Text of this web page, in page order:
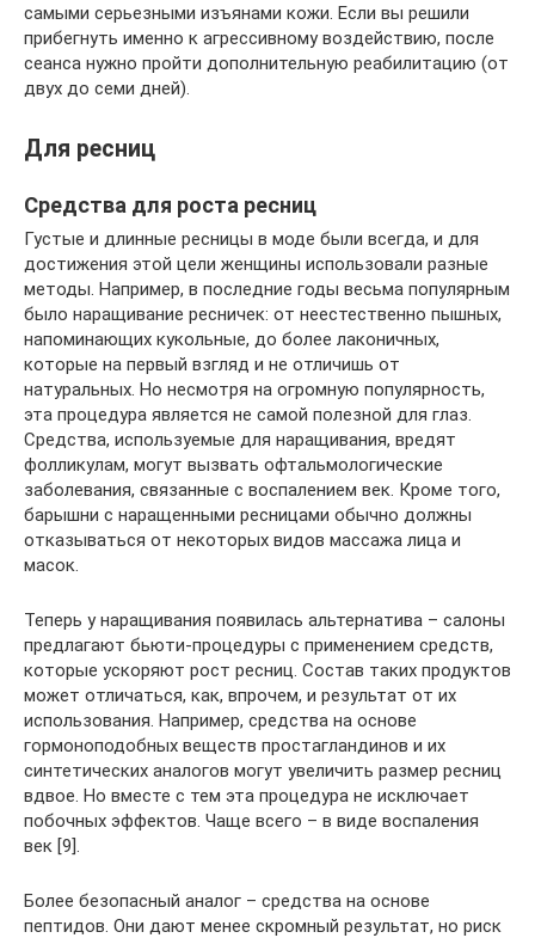
самыми серьезными изъянами кожи. Если вы решили
прибегнуть именно к агрессивному воздействию, после
сеанса нужно пройти дополнительную реабилитацию (от
двух до семи дней).
Для ресниц
Средства для роста ресниц
Густые и длинные ресницы в моде были всегда, и для
достижения этой цели женщины использовали разные
методы. Например, в последние годы весьма популярным
было наращивание ресничек: от неестественно пышных,
напоминающих кукольные, до более лаконичных,
которые на первый взгляд и не отличишь от
натуральных. Но несмотря на огромную популярность,
эта процедура является не самой полезной для глаз.
Средства, используемые для наращивания, вредят
фолликулам, могут вызвать офтальмологические
заболевания, связанные с воспалением век. Кроме того,
барышни с наращенными ресницами обычно должны
отказываться от некоторых видов массажа лица и
масок.
Теперь у наращивания появилась альтернатива – салоны
предлагают бьюти-процедуры с применением средств,
которые ускоряют рост ресниц. Состав таких продуктов
может отличаться, как, впрочем, и результат от их
использования. Например, средства на основе
гормоноподобных веществ простагландинов и их
синтетических аналогов могут увеличить размер ресниц
вдвое. Но вместе с тем эта процедура не исключает
побочных эффектов. Чаще всего – в виде воспаления
век [9].
Более безопасный аналог – средства на основе
пептидов. Они дают менее скромный результат, но риск